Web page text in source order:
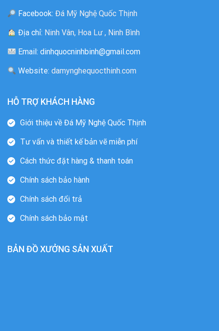
Facebook: Đá Mỹ Nghệ Quốc Thịnh
Địa chỉ: Ninh Vân, Hoa Lư , Ninh Bình
Email: dinhquocninhbinh@gmail.com
Website:damynghequocthinh.com
HỖ TRỢ KHÁCH HÀNG
Giới thiệu về Đá Mỹ Nghệ Quốc Thịnh
Tư vấn và thiết kế bản vẽ miễn phí
Cách thức đặt hàng & thanh toán
Chính sách bảo hành
Chính sách đổi trả
Chính sách bảo mật
BẢN ĐỒ XƯỞNG SẢN XUẤT